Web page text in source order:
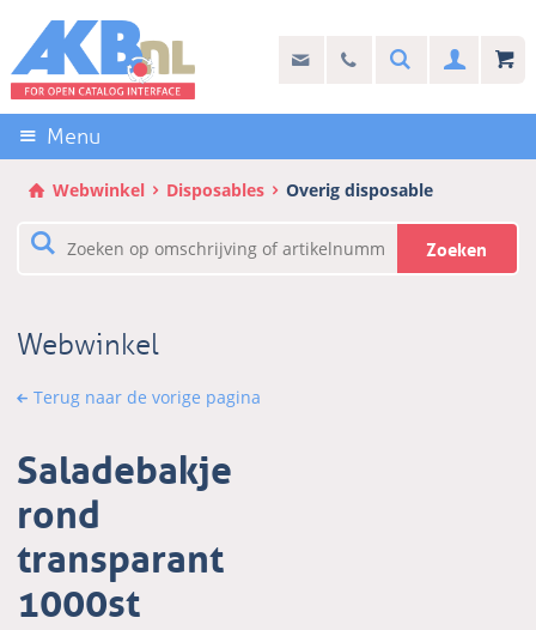
links
over
Direct
naar
de
inhoud
naar
info@akb.nl
Stel uw vraag
030 69 50 814Search
Menu
Webwinkel Disposables Overig disposable
Zoeken
Webwinkel
Terug naar de vorige pagina
Saladebakje
rond
transparant
1000st